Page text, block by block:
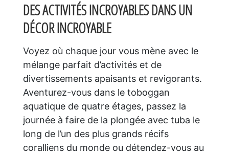
DES ACTIVITÉS INCROYABLES DANS UN
DÉCOR INCROYABLE
Voyez où chaque jour vous mène avec le
mélange parfait d’activités et de
divertissements apaisants et revigorants.
Aventurez-vous dans le toboggan
aquatique de quatre étages, passez la
journée à faire de la plongée avec tuba le
long de l’un des plus grands récifs
coralliens du monde ou détendez-vous au